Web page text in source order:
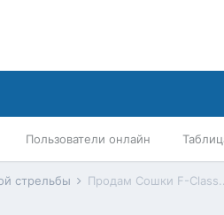
Пользователи онлайн
стрельбы Продам Сошки F-Class...